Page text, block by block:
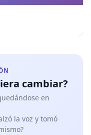
cambiar?
en
la voz y tomó